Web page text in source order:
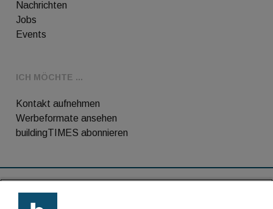
Nachrichten
Jobs
Events
ICH MÖCHTE ...
Kontakt aufnehmen
Werbeformate ansehen
buildingTIMES abonnieren